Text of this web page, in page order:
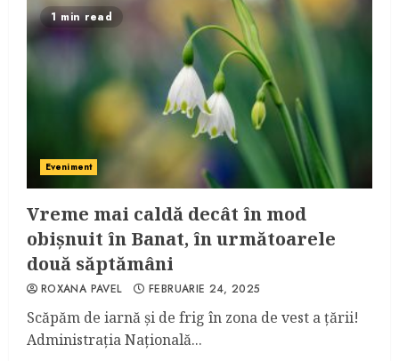
1 min read
Eveniment
Vreme mai caldă decât în mod
obișnuit în Banat, în următoarele
două săptămâni
ROXANA PAVEL FEBRUARIE 24, 2025
Scăpăm de iarnă și de frig în zona de vest a țării!
Administrația Națională...